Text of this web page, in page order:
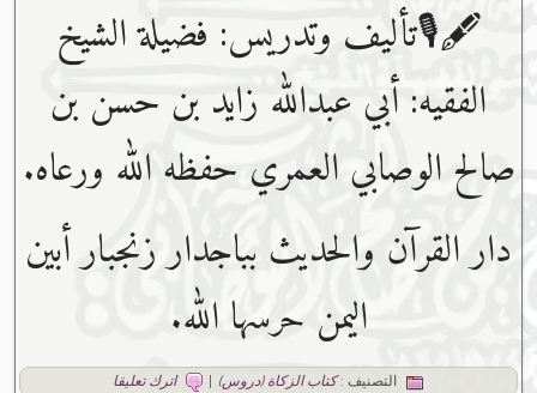
🖋🎙تأليف وتدريس: فضيلة الشيخ
الفقيه: أبي عبدﷲ زايد بن حسن بن
صالح الوصابي العمري حفظه ﷲ ورعاه.
دار القرآن والحديث بباجدار زنجبار أبين
اليمن حرسها الله.
التصنيف :كتاب الزكاة (دروس) | اترك تعليقا